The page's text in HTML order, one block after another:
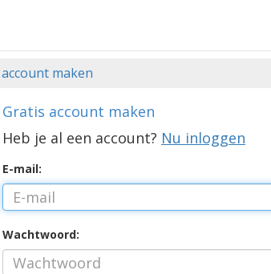
maken
Gratis account maken
Heb je al een account? Nu inloggen
E-mail:
Wachtwoord: